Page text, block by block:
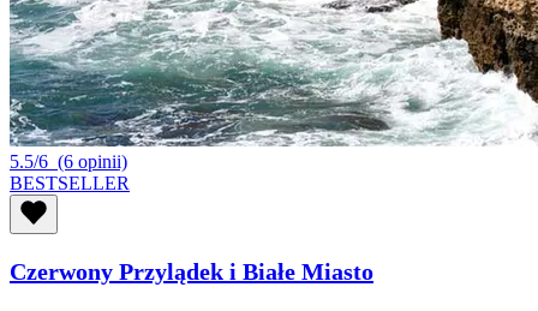
5.5/6 (6 opinii)
BESTSELLER
Czerwony Przylądek i Białe Miasto